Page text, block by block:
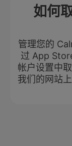
如何
管理您的
过 App
帐户设置中
我们的网站